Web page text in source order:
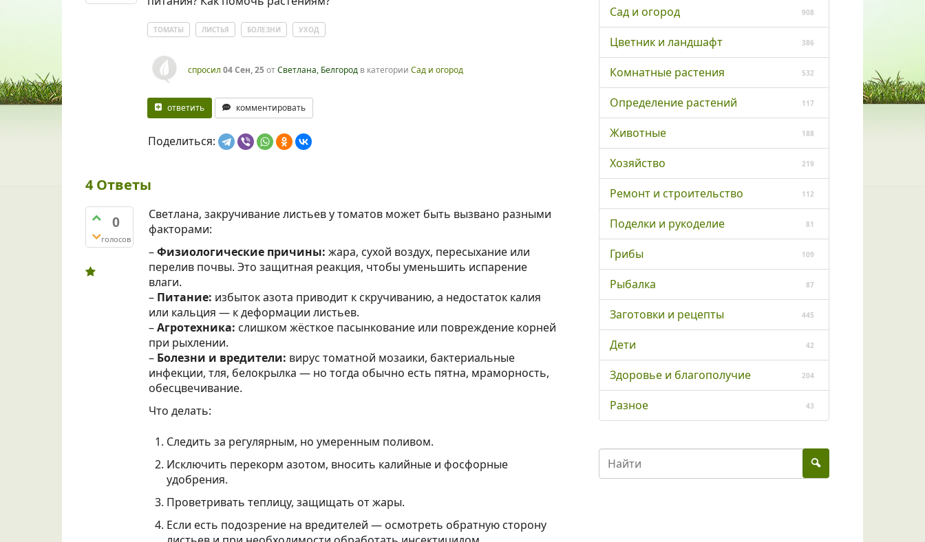
ТОМАТЫ ЛИСТЬЯ БОЛЕЗНИ УХОД
спросил 04 Сен, 25отСветлана, Белгород в категории Сад и огород
ответить комментировать
Поделиться:
4Ответы
0
голосов
Светлана, закручивание листьев у томатов может быть вызвано разными
факторами:
–Физиологические причины: жара, сухой воздух, пересыхание или
перелив почвы. Это защитная реакция, чтобы уменьшить испарение
влаги.
– Питание: избыток азота приводит к скручиванию, а недостаток калия
или кальция — к деформации листьев.
–Агротехника: слишком жёсткое пасынкование или повреждение корней
при рыхлении.
– Болезни и вредители: вирус томатной мозаики, бактериальные
инфекции, тля, белокрылка — но тогда обычно есть пятна, мраморность,
обесцвечивание.
Что делать:
Следить за регулярным, но умеренным поливом.
Исключить перекорм азотом, вносить калийные и фосфорные
удобрения.
Проветривать теплицу, защищать от жары.
Если есть подозрение на вредителей — осмотреть обратную сторону
Сад и огород 908
Цветник и ландшафт 386
Комнатные растения 532
Определение растений 117
Животные 188
Хозяйство 219
Ремонт и строительство 112
Поделки и рукоделие 81
Грибы 109
Рыбалка 87
Заготовки и рецепты 445
Дети 42
Здоровье и благополучие 204
Разное 43